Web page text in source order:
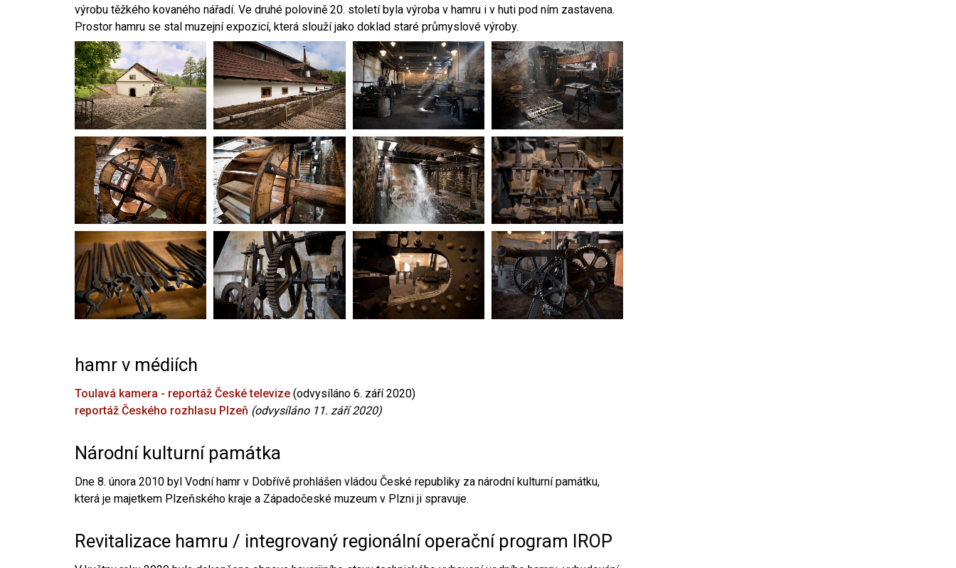
výrobu těžkého kovaného nářadí. Ve druhé polovině 20. století byla výroba v hamru i v huti pod ním zastavena.
Prostor hamru se stal muzejní expozicí, která slouží jako doklad staré průmyslové výroby.
hamr v médiích
Toulavá kamera - reportáž České televize (odvysíláno 6. září 2020)
reportáž Českého rozhlasu Plzeň (odvysíláno 11. září 2020)
Národní kulturní památka
Dne 8. února 2010 byl Vodní hamr v Dobřívě prohlášen vládou České republiky za národní kulturní památku,
která je majetkem Plzeňského kraje a Západočeské muzeum v Plzni ji spravuje.
Revitalizace hamru / integrovaný regionální operační program IROP